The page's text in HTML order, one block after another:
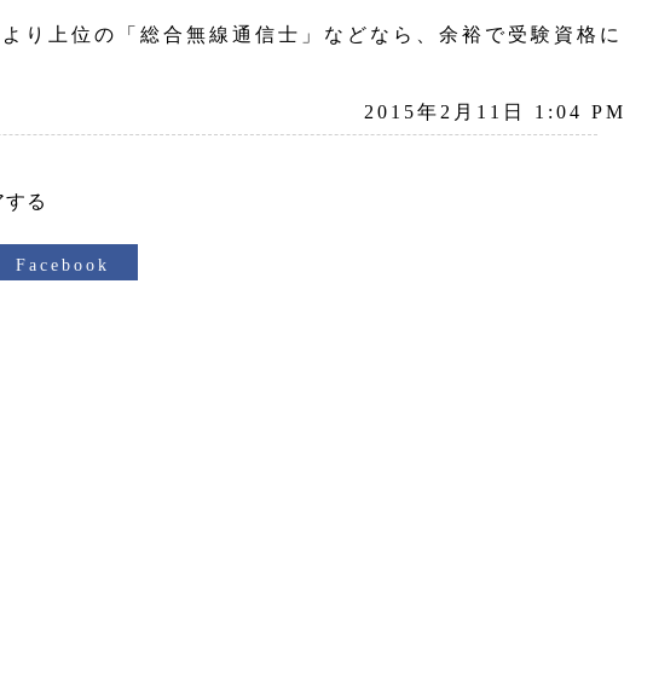
り上位の「総合無線通信士」などなら、余裕で受験資格に
2015年2月11日 1:04 PM
る
Facebook